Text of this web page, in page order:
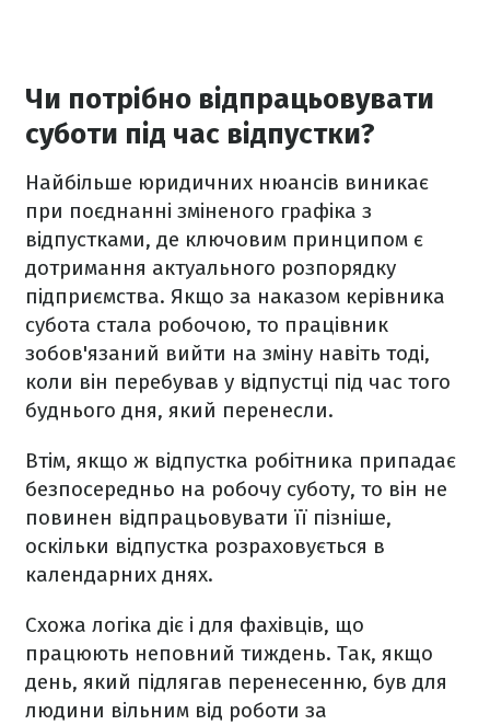
Чи потрібно відпрацьовувати
суботи під час відпустки?
Найбільше юридичних нюансів виникає
при поєднанні зміненого графіка з
відпустками, де ключовим принципом є
дотримання актуального розпорядку
підприємства. Якщо за наказом керівника
субота стала робочою, то працівник
зобов'язаний вийти на зміну навіть тоді,
коли він перебував у відпустці під час того
буднього дня, який перенесли.
Втім, якщо ж відпустка робітника припадає
безпосередньо на робочу суботу, то він не
повинен відпрацьовувати її пізніше,
оскільки відпустка розраховується в
календарних днях.
Схожа логіка діє і для фахівців, що
працюють неповний тиждень. Так, якщо
день, який підлягав перенесенню, був для
людини вільним від роботи за